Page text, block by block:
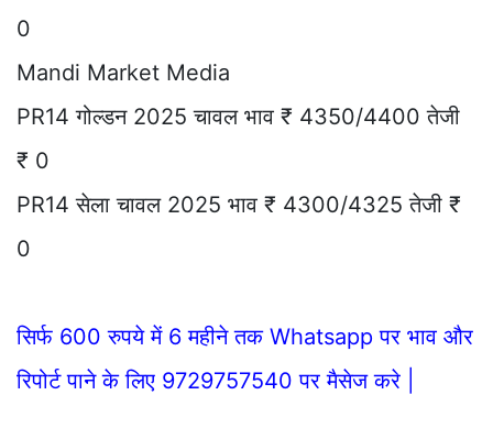
0
Mandi Market Media
PR14 गोल्डन 2025 चावल भाव ₹ 4350/4400 तेजी
₹ 0
PR14 सेला चावल 2025 भाव ₹ 4300/4325 तेजी ₹
0
सिर्फ 600 रुपये में 6 महीने तक Whatsapp पर भाव और
रिपोर्ट पाने के लिए 9729757540 पर मैसेज करे |